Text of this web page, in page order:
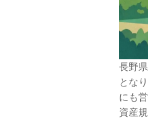
長野
とな
にも
資産